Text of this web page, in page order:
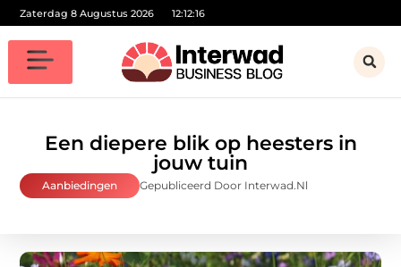
Zaterdag 8 Augustus 2026 12:12:17
Een diepere blik op heesters in
jouw tuin
Aanbiedingen Gepubliceerd Door Interwad.nl